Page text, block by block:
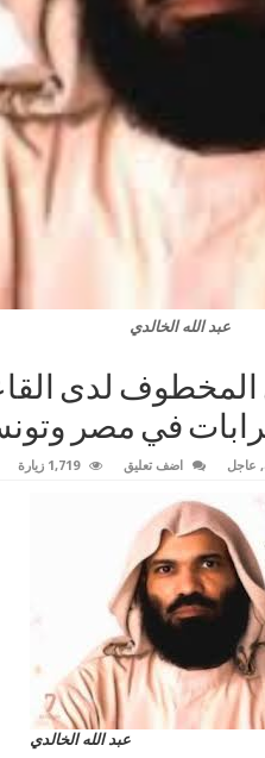
عبد الله الخالدي
المخطوف لدى
في مصر
, عاجل اضف تعليق 1,719 زيارة
عبد الله الخالدي